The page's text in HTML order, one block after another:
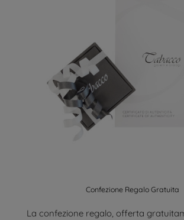
Confezione Regalo Gratuita
La confezione regalo, offerta